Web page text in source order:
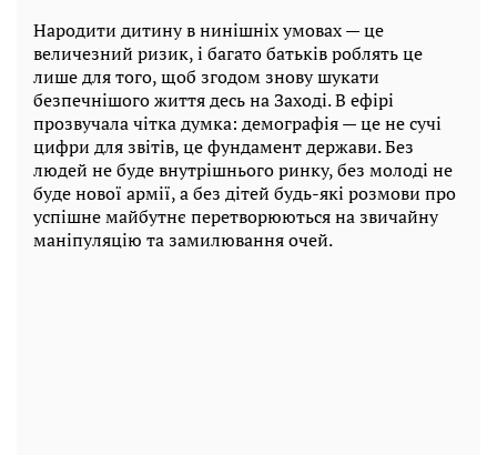
Народити дитину в нинішніх умовах — це
величезний ризик, і багато батьків роблять це
лише для того, щоб згодом знову шукати
безпечнішого життя десь на Заході. В ефірі
прозвучала чітка думка: демографія — це не сучі
цифри для звітів, це фундамент держави. Без
людей не буде внутрішнього ринку, без молоді не
буде нової армії, а без дітей будь-які розмови про
успішне майбутнє перетворюються на звичайну
маніпуляцію та замилювання очей.